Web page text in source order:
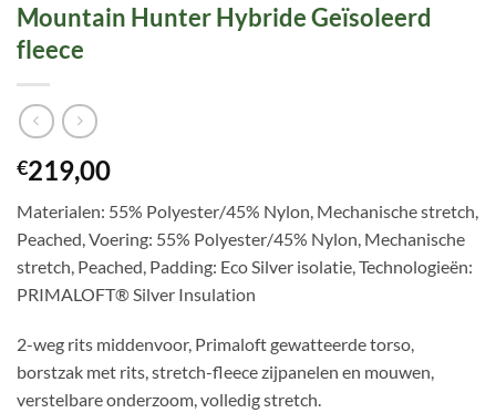
Mountain Hunter Hybride Geïsoleerd
fleece
€219,00
Materialen: 55% Polyester/45% Nylon, Mechanische stretch,
Peached, Voering: 55% Polyester/45% Nylon, Mechanische
stretch, Peached, Padding: Eco Silver isolatie, Technologieën:
PRIMALOFT® Silver Insulation
2-weg rits middenvoor, Primaloft gewatteerde torso,
borstzak met rits, stretch-fleece zijpanelen en mouwen,
verstelbare onderzoom, volledig stretch.